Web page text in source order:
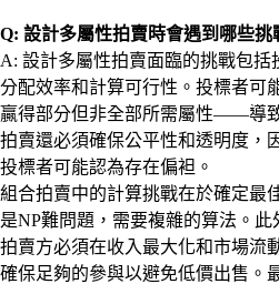
Q: 設計多屬性拍賣時會遇到哪些挑
A: 設計多屬性拍賣面臨的挑戰包括
分配效率和計算可行性。投標者
贏得部分但非全部所需屬性——導
拍賣還必須確保公平性和透明度，
投標者可能認為存在偏袒。
組合拍賣中的計算挑戰在於確定最
是NP難問題，需要複雜的算法。此
拍賣方必須在收入最大化和市場流
確保足夠的參與以避免低價出售。